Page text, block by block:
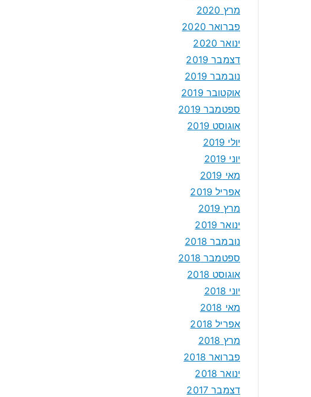
מרץ 2020
פברואר 2020
ינואר 2020
דצמבר 2019
נובמבר 2019
אוקטובר 2019
ספטמבר 2019
אוגוסט 2019
יולי 2019
יוני 2019
מאי 2019
אפריל 2019
מרץ 2019
ינואר 2019
נובמבר 2018
ספטמבר 2018
אוגוסט 2018
יוני 2018
מאי 2018
אפריל 2018
מרץ 2018
פברואר 2018
ינואר 2018
דצמבר 2017